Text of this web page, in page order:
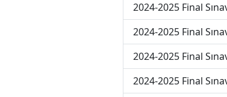
2024-2025 Final
2024-2025 Final
2024-2025 Final
2024-2025 Final